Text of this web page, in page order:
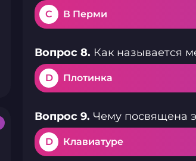
C В Перми
Вопрос 8. Как называется
D Плотинка
Вопрос 9. Чему посвящена
D Клавиатуре